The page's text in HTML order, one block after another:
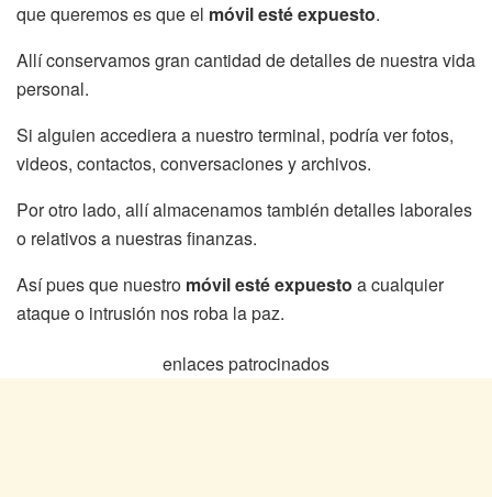
que queremos es que el móvil esté expuesto.
Allí conservamos gran cantidad de detalles de nuestra vida
personal.
Si alguien accediera a nuestro terminal, podría ver fotos,
videos, contactos, conversaciones y archivos.
Por otro lado, allí almacenamos también detalles laborales
o relativos a nuestras finanzas.
Así pues que nuestro móvil esté expuesto a cualquier
ataque o intrusión nos roba la paz.
enlaces patrocinados